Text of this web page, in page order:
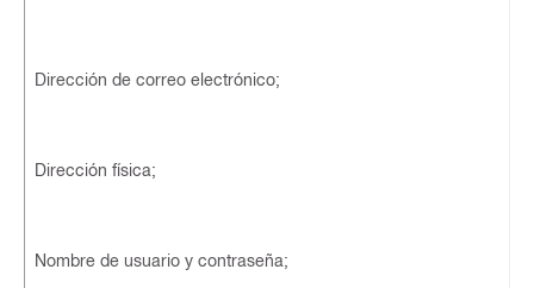
Dirección de correo electrónico;
Dirección física;
Nombre de usuario y contraseña;